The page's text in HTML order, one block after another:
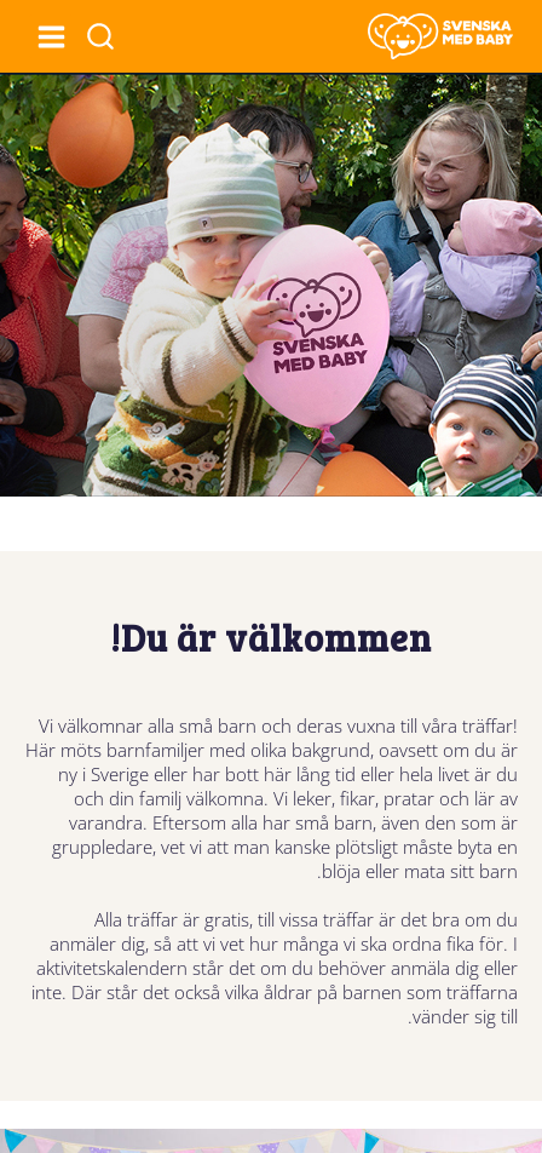
Du är välkommen!
Vi välkomnar alla små barn och deras vuxna till våra träffar!
Här möts barnfamiljer med olika bakgrund, oavsett om du är
ny i Sverige eller har bott här lång tid eller hela livet är du
och din familj välkomna. Vi leker, fikar, pratar och lär av
varandra. Eftersom alla har små barn, även den som är
gruppledare, vet vi att man kanske plötsligt måste byta en
blöja eller mata sitt barn.
Alla träffar är gratis, till vissa träffar är det bra om du
anmäler dig, så att vi vet hur många vi ska ordna fika för. I
aktivitetskalendern står det om du behöver anmäla dig eller
inte. Där står det också vilka åldrar på barnen som träffarna
vänder sig till.